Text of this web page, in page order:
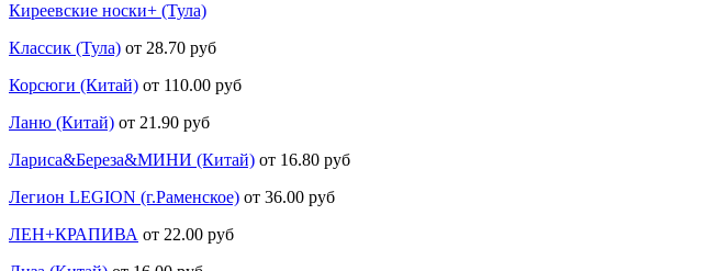
Киреевские носки+ (Тула)
Классик (Тула) от 28.70 руб
Корсюги (Китай) от 110.00 руб
Ланю (Китай) от 21.90 руб
Лариса&Береза&МИНИ (Китай) от 16.80 руб
Легион LEGION (г.Раменское) от 36.00 руб
ЛЕН+КРАПИВА от 22.00 руб